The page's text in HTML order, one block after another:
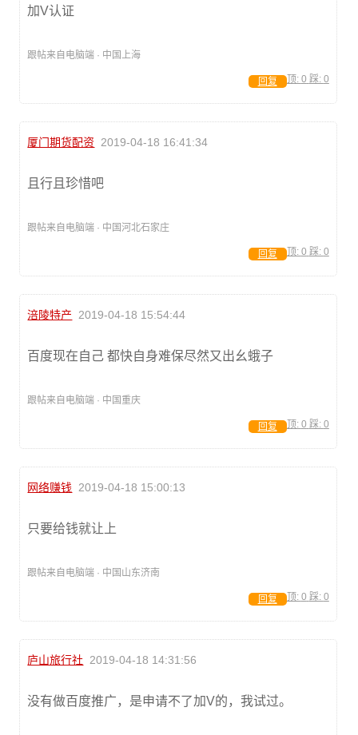
加V认证
跟帖来自电脑端 · 中国上海
顶: 0 踩: 0
回复
厦门期货配资 2019-04-18 16:41:34
且行且珍惜吧
跟帖来自电脑端 · 中国河北石家庄
顶: 0 踩: 0
回复
涪陵特产 2019-04-18 15:54:44
百度现在自己 都快自身难保尽然又出幺蛾子
跟帖来自电脑端 · 中国重庆
顶: 0 踩: 0
回复
网络赚钱 2019-04-18 15:00:13
只要给钱就让上
跟帖来自电脑端 · 中国山东济南
顶: 0 踩: 0
回复
庐山旅行社 2019-04-18 14:31:56
没有做百度推广，是申请不了加V的，我试过。